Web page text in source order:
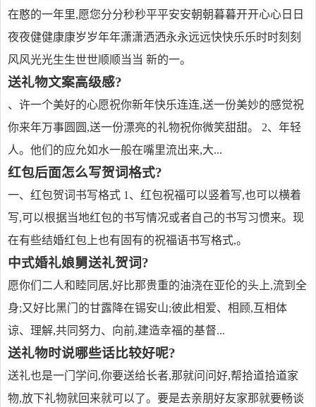
在憨的一年里,愿您分分秒秒平平安安朝朝暮暮开开心心日日
夜夜健健康康岁岁年年潇潇洒洒永永远远快快乐乐时时刻刻
风风光光生生世世顺顺当当 新的一。
送礼物文案高级感?
、许一个美好的心愿祝你新年快乐连连,送一份美妙的感觉祝
你来年万事圆圆,送一份漂亮的礼物祝你微笑甜甜。 2、年轻
人。他们的应允如水一般在嘴里流出来,大...
红包后面怎么写贺词格式?
一、红包贺词书写格式 1、红包祝福可以竖着写,也可以横着
写,可以根据当地红包的书写情况或者自己的书写习惯来。现
在有些结婚红包上也有固有的祝福语书写格式,。
中式婚礼娘舅送礼贺词?
愿你们二人和睦同居,好比那贵重的油浇在亚伦的头上,流到全
身;又好比黑门的甘露降在锡安山;彼此相爱、相顾,互相体
谅、理解,共同努力、向前,建造幸福的基督...
送礼物时说哪些话比较好呢?
送礼也是一门学问,你要送给长者,那就问问好,帮拾道拾道家
物,放下礼物就回来就可以了。要是去亲朋好友家那就要畅谈